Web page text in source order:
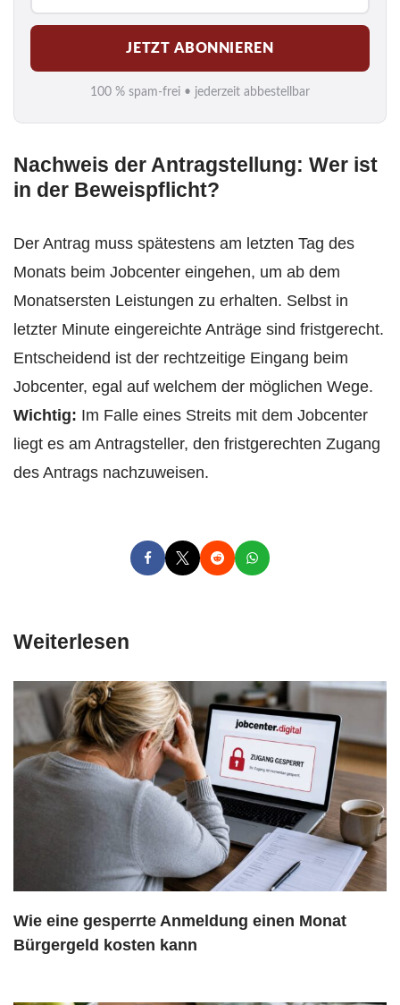
M
a
i
l
*
JETZT ABONNIEREN
100 % spam-frei • jederzeit abbestellbar
Nachweis der Antragstellung: Wer ist
in der Beweispflicht?
Der Antrag muss spätestens am letzten Tag des
Monats beim Jobcenter eingehen, um ab dem
Monatsersten Leistungen zu erhalten. Selbst in
letzter Minute eingereichte Anträge sind fristgerecht.
Entscheidend ist der rechtzeitige Eingang beim
Jobcenter, egal auf welchem der möglichen Wege.
Wichtig: Im Falle eines Streits mit dem Jobcenter
liegt es am Antragsteller, den fristgerechten Zugang
des Antrags nachzuweisen.
Weiterlesen
Wie eine gesperrte Anmeldung einen Monat
Bürgergeld kosten kann